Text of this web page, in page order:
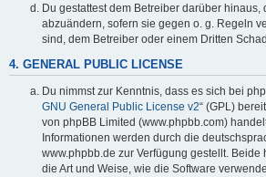
Du gestattest dem Betreiber darüber hinaus,
abzuändern, sofern sie gegen o. g. Regeln
sind, dem Betreiber oder einem Dritten
4. GENERAL PUBLIC LICENSE
Du nimmst zur Kenntnis, dass es sich bei
GNU General Public License v2“ (GPL)
von phpBB Limited (www.phpbb.com)
Informationen werden durch die
www.phpbb.de zur Verfügung gestellt.
die Art und Weise, wie die Software